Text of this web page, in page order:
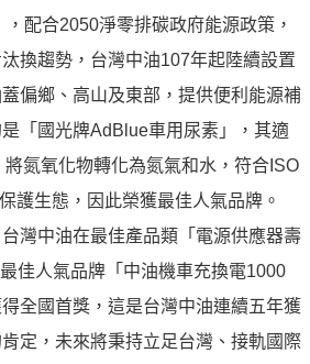
配合2050淨零排碳政府能源政策，
換趨勢，台灣中油107年起陸續設置
偏鄉、高山及東部，提供便利能源補
「國光牌AdBlue車用尿素」，其適
氮氧化物轉化為氮氣和水，符合ISO
護生態，因此榮獲最佳人氣品牌。
灣中油在最佳產品類「電源供應器壽
佳人氣品牌「中油機車充換電1000
全國首獎，這是台灣中油連續五年獲
定，未來將秉持立足台灣、接軌國際